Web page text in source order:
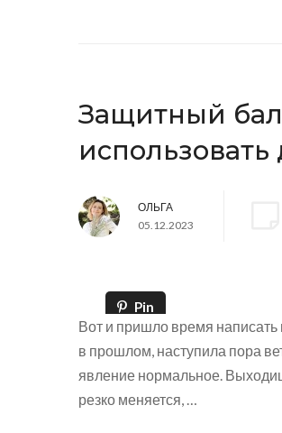
Защитный
ОЛЬГА
05.12.2023
Pin
Вот и пришло время написать
в прошлом, наступила пора
явление нормальное.
резко меняется, …